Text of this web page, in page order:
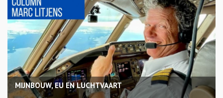
MIJNBOUW, EU EN LUCHTVAART